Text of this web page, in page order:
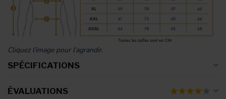
Cliquez l’image pour l’agrandir.
SPÉCIFICATIONS
ÉVALUATIONS